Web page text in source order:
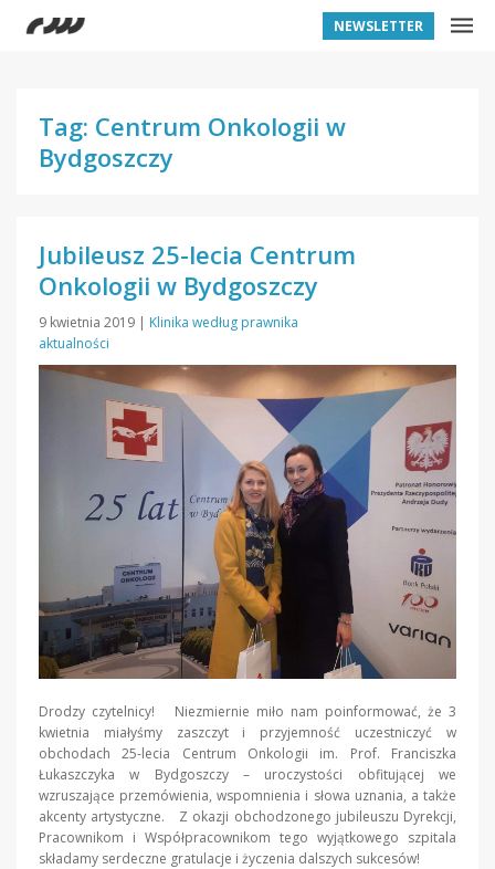
NEWSLETTER
Tag: Centrum Onkologii w
Bydgoszczy
Jubileusz 25-lecia Centrum
Onkologii w Bydgoszczy
9 kwietnia 2019 | Klinika według prawnika
aktualności
Drodzy czytelnicy! Niezmiernie miło nam poinformować, że 3
kwietnia miałyśmy zaszczyt i przyjemność uczestniczyć w
obchodach 25-lecia Centrum Onkologii im. Prof. Franciszka
Łukaszczyka w Bydgoszczy – uroczystości obfitującej we
wzruszające przemówienia, wspomnienia i słowa uznania, a także
akcenty artystyczne. Z okazji obchodzonego jubileuszu Dyrekcji,
Pracownikom i Współpracownikom tego wyjątkowego szpitala
składamy serdeczne gratulacje i życzenia dalszych sukcesów!